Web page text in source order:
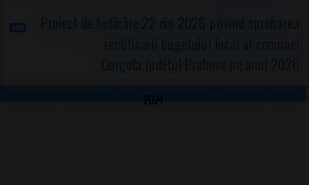
Proiect de hotărâre 22 din 2026 privind aprobarea
rectificării bugetului local al comunei
Gorgota,judeţul Prahova pe anul 2026
2024